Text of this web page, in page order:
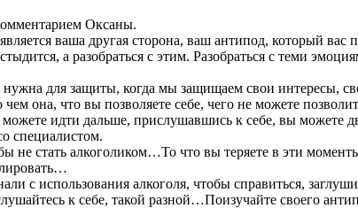
Оксаны.
ваша другая сторона, ваш антипод, который вас
а разобраться с этим. Разобраться с теми
для защиты, когда мы защищаем свои интересы,
она, что вы позволяете себе, чего не можете
идти дальше, прислушавшись к себе, вы можете
специалистом.
не стать алкоголиком…То что вы теряете в эти
с использования алкоголя, чтобы справиться,
к себе, такой разной…Поизучайте своего